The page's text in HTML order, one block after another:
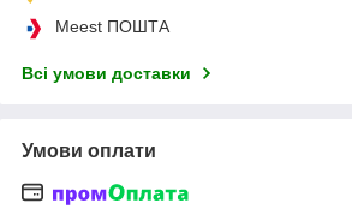
Meest ПОШТА
Всі умови доставки
Умови оплати